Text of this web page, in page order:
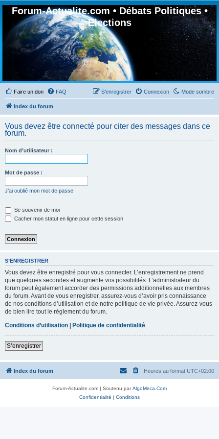
Forum-Actualite.com • Débats Politiques •
Elections
Faire un don Mode sombre
FAQ Connexion
S’enregistrer
Index du forum
Vous devez être connecté pour citer des messages dans ce
forum.
Nom d’utilisateur :
Mot de passe :
J’ai oublié mon mot de passe
Se souvenir de moi
Cacher mon statut en ligne pour cette session
S’ENREGISTRER
Vous devez être enregistré pour vous connecter. L’enregistrement ne prend
que quelques secondes et augmente vos possibilités. L’administrateur du
forum peut également accorder des permissions additionnelles aux membres
du forum. Avant de vous enregistrer, assurez-vous d’avoir pris connaissance
de nos conditions d’utilisation et de notre politique de vie privée. Assurez-vous
de bien lire tout le règlement du forum.
Conditions d’utilisation | Politique de confidentialité
S’enregistrer
Index du forum Heures au format UTC+02:00
Forum-Actualite.com | Soutenu parAlgoMeca.Com
Confidentialité | Conditions